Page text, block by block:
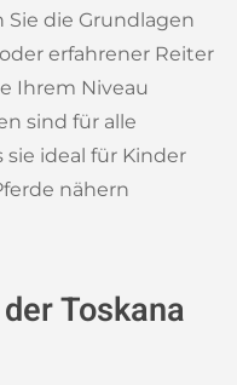
Sie die Grundlagen
erfahrener Reiter
Ihrem Niveau
sind für alle
ideal für Kinder
nähern
Toskana